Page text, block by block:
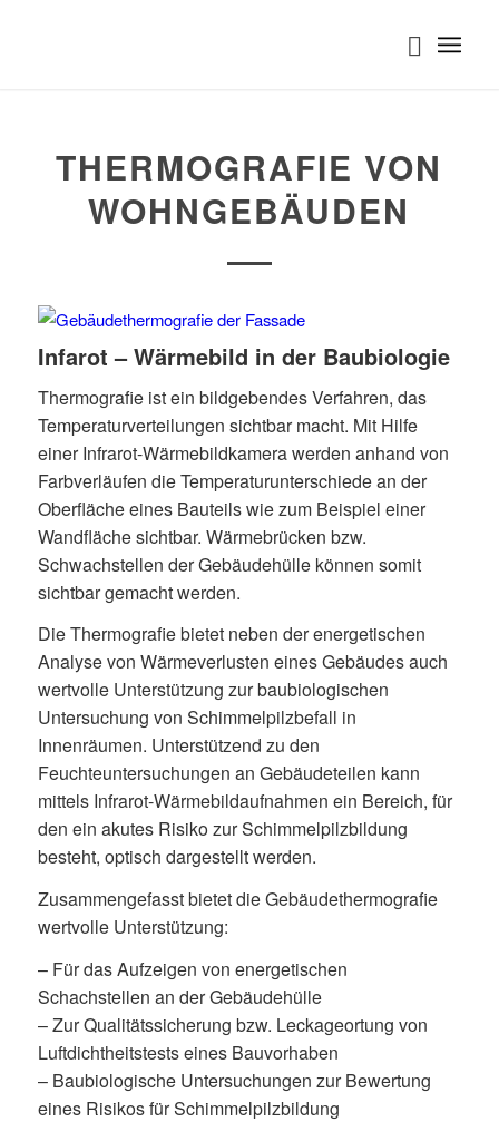
THERMOGRAFIE VON
WOHNGEBÄUDEN
Infarot – Wärmebild in der Baubiologie
Thermografie ist ein bildgebendes Verfahren, das
Temperaturverteilungen sichtbar macht. Mit Hilfe
einer Infrarot-Wärmebildkamera werden anhand von
Farbverläufen die Temperaturunterschiede an der
Oberfläche eines Bauteils wie zum Beispiel einer
Wandfläche sichtbar. Wärmebrücken bzw.
Schwachstellen der Gebäudehülle können somit
sichtbar gemacht werden.
Die Thermografie bietet neben der energetischen
Analyse von Wärmeverlusten eines Gebäudes auch
wertvolle Unterstützung zur baubiologischen
Untersuchung von Schimmelpilzbefall in
Innenräumen. Unterstützend zu den
Feuchteuntersuchungen an Gebäudeteilen kann
mittels Infrarot-Wärmebildaufnahmen ein Bereich, für
den ein akutes Risiko zur Schimmelpilzbildung
besteht, optisch dargestellt werden.
Zusammengefasst bietet die Gebäudethermografie
wertvolle Unterstützung:
– Für das Aufzeigen von energetischen
Schachstellen an der Gebäudehülle
– Zur Qualitätssicherung bzw. Leckageortung von
Luftdichtheitstests eines Bauvorhaben
– Baubiologische Untersuchungen zur Bewertung
eines Risikos für Schimmelpilzbildung